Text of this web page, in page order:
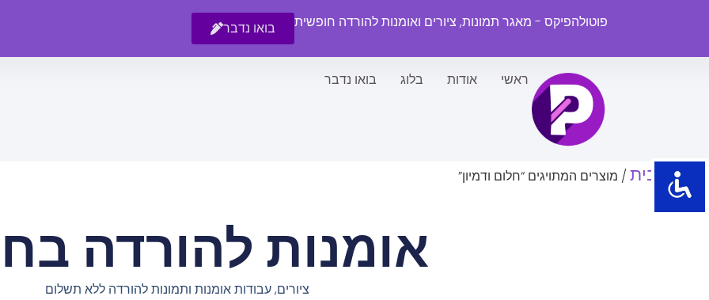
פוטולהפיקס - מאגר תמונות, ציורים ואומנות להורדה חופשית בואו נדבר
ראשי אודות בלוג בואו נדבר
עמוד הבית / מוצרים המתויגים “חלום ודמיון”
אומנות להורדה
ציורים, עבודות אומנות ותמונות להורדה ללא תשלום